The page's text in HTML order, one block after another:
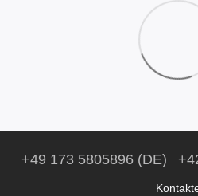
+49 173 5805896 (DE)